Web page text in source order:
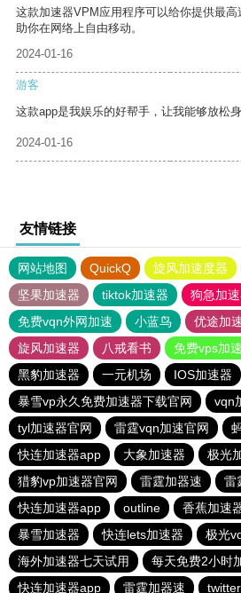
这款加速器VPM应用程序可以给你提供最
助你在网络上自由移动。
2024-01-16
游客
这款app是我娱乐的好帮手，让我能够放松
2024-01-16
友情链接
网站地图 QuickQ 旋风加速度器
坚果加速器
tiktok加速器
狗急加
免费vqn外网加速
小蓝鸟 优途加
旋风加速器
八戒看书
免费vps加
黑豹加速器
一元机场 IOS加速器
暴雪vp永久免费加速器下载官网
vqn
tyl加速器官网
雷霆vqn加速官网
快连加速器app
大象加速器 极光
猎豹vp加速器官网
雷霆加器速 雷
快连加速器app
outline
香蕉加速
暴雪加速器
快连lets加速器 极光
海外加速器七天试用
每天免费2小时
快连加速器app
雷霆加器速